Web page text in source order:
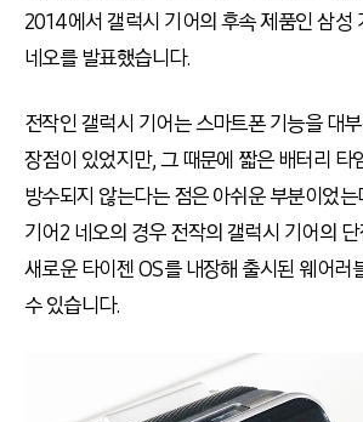
2014에서 갤럭시 기어의 후속 제품인 삼성
네오를 발표했습니다.
전작인 갤럭시 기어는 스마트폰 기능을 대
장점이 있었지만, 그 때문에 짧은 배터리 타
방수되지 않는다는 점은 아쉬운 부분이었
기어2 네오의 경우 전작의 갤럭시 기어의
새로운 타이젠 OS를 내장해 출시된 웨어러
수 있습니다.